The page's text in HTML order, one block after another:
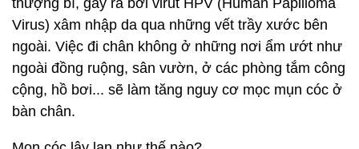
thượng bì, gây ra bởi virut HPV (Human Papilloma
Virus) xâm nhập da qua những vết trầy xước bên
ngoài. Việc đi chân không ở những nơi ẩm ướt như
ngoài đồng ruộng, sân vườn, ở các phòng tắm công
cộng, hồ bơi... sẽ làm tăng nguy cơ mọc mụn cóc ở
bàn chân.